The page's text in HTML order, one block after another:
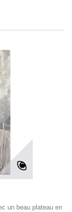
un beau plateau en